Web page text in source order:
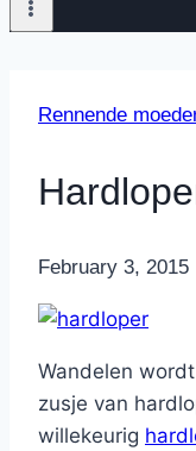
Rennende
ByNicole
February 3, 2015
Wandelen
zusje van
willekeurig